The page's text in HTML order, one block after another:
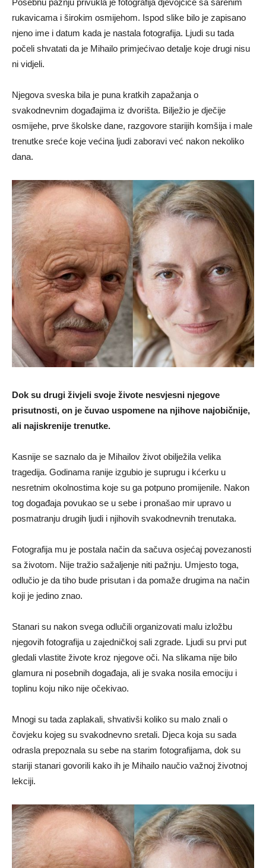
rukavicama i širokim osmijehom. Ispod slike bilo je zapisano
njeno ime i datum kada je nastala fotografija. Ljudi su tada
počeli shvatati da je Mihailo primjećivao detalje koje drugi nisu
ni vidjeli.
Njegova sveska bila je puna kratkih zapažanja o
svakodnevnim događajima iz dvorišta. Bilježio je dječije
osmijehe, prve školske dane, razgovore starijih komšija i male
trenutke sreće koje većina ljudi zaboravi već nakon nekoliko
dana.
Dok su drugi živjeli svoje živote nesvjesni njegove
prisutnosti, on je čuvao uspomene na njihove najobičnije,
ali najiskrenije trenutke.
Kasnije se saznalo da je Mihailov život obilježila velika
tragedija. Godinama ranije izgubio je suprugu i kćerku u
nesretnim okolnostima koje su ga potpuno promijenile. Nakon
tog događaja povukao se u sebe i pronašao mir upravo u
posmatranju drugih ljudi i njihovih svakodnevnih trenutaka.
Fotografija mu je postala način da sačuva osjećaj povezanosti
sa životom. Nije tražio sažaljenje niti pažnju. Umjesto toga,
odlučio je da tiho bude prisutan i da pomaže drugima na način
koji je jedino znao.
Stanari su nakon svega odlučili organizovati malu izložbu
njegovih fotografija u zajedničkoj sali zgrade. Ljudi su prvi put
gledali vlastite živote kroz njegove oči. Na slikama nije bilo
glamura ni posebnih događaja, ali je svaka nosila emociju i
toplinu koju niko nije očekivao.
Mnogi su tada zaplakali, shvativši koliko su malo znali o
čovjeku kojeg su svakodnevno sretali. Djeca koja su sada
odrasla prepoznala su sebe na starim fotografijama, dok su
stariji stanari govorili kako ih je Mihailo naučio važnoj životnoj
lekciji.